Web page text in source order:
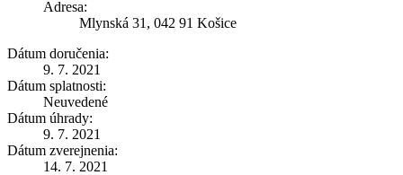
Adresa:
Mlynská 31, 042 91 Košice
Dátum doručenia:
9. 7. 2021
Dátum splatnosti:
Neuvedené
Dátum úhrady:
9. 7. 2021
Dátum zverejnenia:
14. 7. 2021